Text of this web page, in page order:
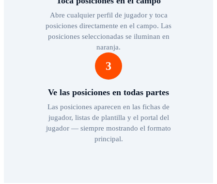
Abre cualquier perfil de jugador y toca
posiciones directamente en el campo. Las
posiciones seleccionadas se iluminan en
naranja.
3
Ve las posiciones en todas partes
Las posiciones aparecen en las fichas de
jugador, listas de plantilla y el portal del
jugador — siempre mostrando el formato
principal.